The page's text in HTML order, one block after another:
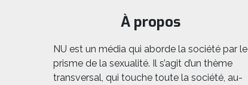
À propos
NU est un média qui aborde la société par le
prisme de la sexualité. Il s’agit d’un thème
transversal, qui touche toute la société, au-